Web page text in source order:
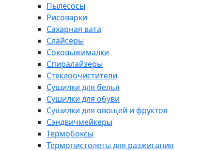
Пылесосы
Рисоварки
Сахарная вата
Слайсеры
Соковыжималки
Спиралайзеры
Стеклоочистители
Сушилки для белья
Сушилки для обуви
Сушилки для овощей и фруктов
Сэндвичмейкеры
Термобоксы
Термопистолеты для разжигания